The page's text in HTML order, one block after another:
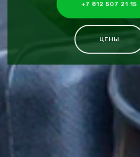
+7 812 507 21 15
ЦЕНЫ